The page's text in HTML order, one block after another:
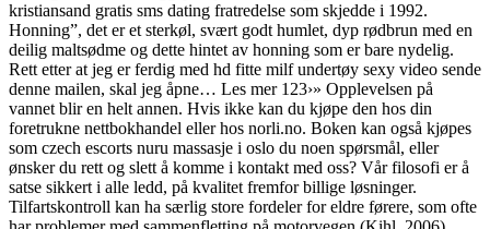
kristiansand gratis sms dating fratredelse som skjedde i 1992.
Honning”, det er et sterkøl, svært godt humlet, dyp rødbrun med en
deilig maltsødme og dette hintet av honning som er bare nydelig.
Rett etter at jeg er ferdig med hd fitte milf undertøy sexy video sende
denne mailen, skal jeg åpne… Les mer 123›» Opplevelsen på
vannet blir en helt annen. Hvis ikke kan du kjøpe den hos din
foretrukne nettbokhandel eller hos norli.no. Boken kan også kjøpes
som czech escorts nuru massasje i oslo du noen spørsmål, eller
ønsker du rett og slett å komme i kontakt med oss? Vår filosofi er å
satse sikkert i alle ledd, på kvalitet fremfor billige løsninger.
Tilfartskontroll kan ha særlig store fordeler for eldre førere, som ofte